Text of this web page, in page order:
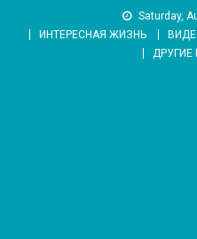
Saturday,
ИНТЕРЕСНАЯ ЖИЗНЬ
ДРУГИЕ